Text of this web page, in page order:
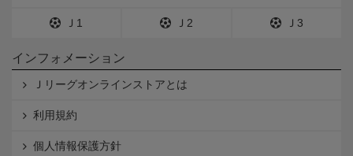
Ｊ1 Ｊ2 Ｊ3
インフォメーション
Ｊリーグオンラインストアとは
利用規約
個人情報保護方針